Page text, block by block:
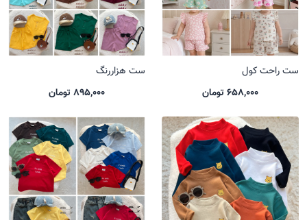
ست راحت کول
658,000 تومان
ست هزاررنگ
895,000 تومان